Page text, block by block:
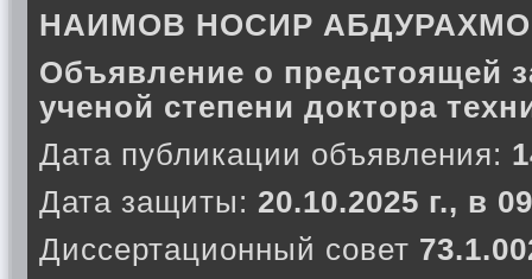
НАИМОВ НОСИР
Объявление о предстоящей
ученой степени доктора
Дата публикации объявления:
Дата защиты: 20.10.2025 г., в
Диссертационный совет